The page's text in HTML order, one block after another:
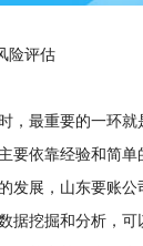
评估
最重要的一环就
要依靠经验和简
发展，山东要账
据挖掘和分析，